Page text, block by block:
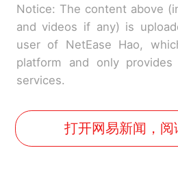
Notice: The content above
and videos if any) is
user of NetEase Hao,
platform and only provides
services.
打开网易新闻，阅